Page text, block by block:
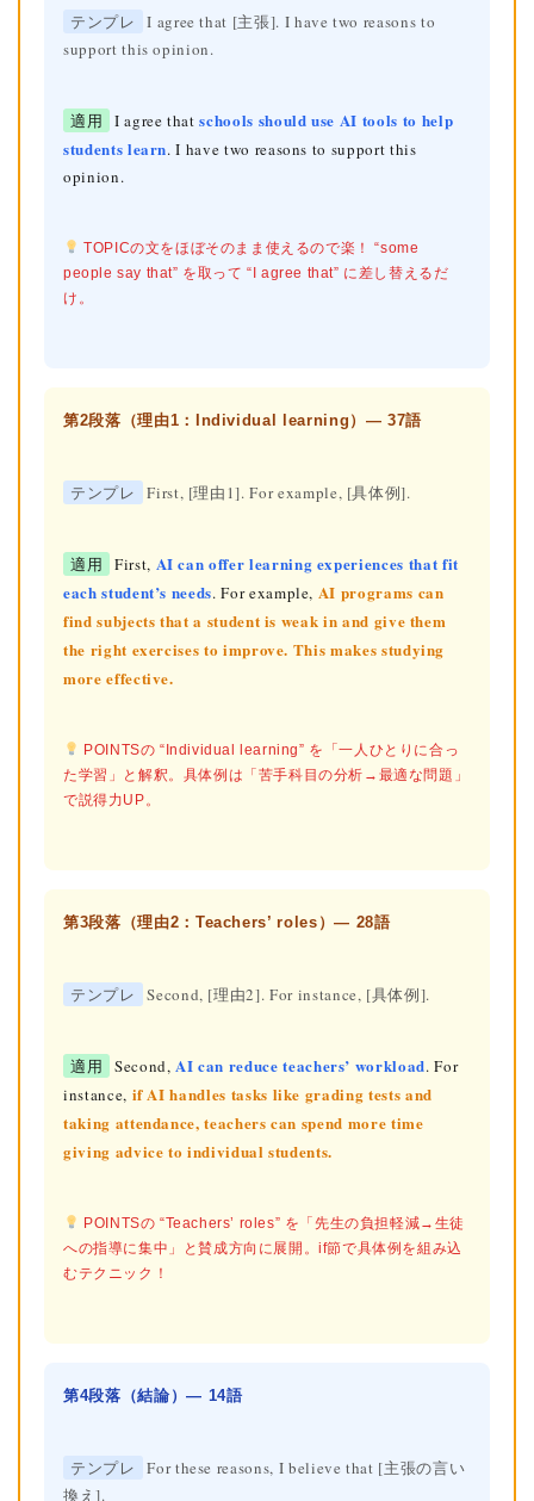
テンプレ
I agree that [主張]. I have two reasons to
support this opinion.
適用 I agree thatschools should use AI tools to help
students learn. I have two reasons to support this
opinion.
TOPICの文をほぼそのまま使えるので楽！ “some
people say that” を取って “I agree that” に差し替えるだ
け。
第2段落（理由1：Individual learning）— 37語
テンプレ First, [理由1]. For example, [具体例].
適用 First, AI can offer learning experiences that fit
each student’s needs. For example, AI programs can
find subjects that a student is weak in and give them
the right exercises to improve. This makes studying
more effective.
POINTSの “Individual learning” を「一人ひとりに合っ
た学習」と解釈。具体例は「苦手科目の分析→最適な問題」
で説得力UP。
第3段落（理由2：Teachers’ roles）— 28語
テンプレ Second, [理由2]. For instance, [具体例].
適用 Second,AI can reduce teachers’ workload. For
instance, if AI handles tasks like grading tests and
taking attendance, teachers can spend more time
giving advice to individual students.
POINTSの “Teachers’ roles” を「先生の負担軽減→生徒
への指導に集中」と賛成方向に展開。if節で具体例を組み込
むテクニック！
第4段落（結論）— 14語
テンプレ
For these reasons, I believe that [主張の言い
換え].